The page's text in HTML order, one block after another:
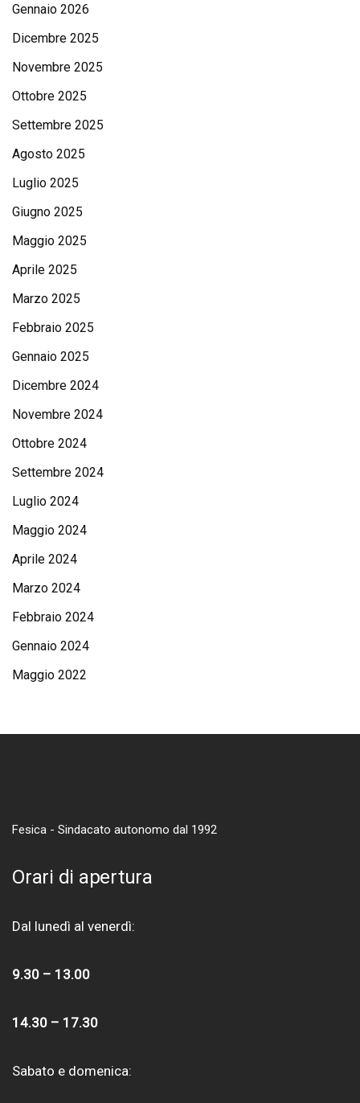
Gennaio 2026
Dicembre 2025
Novembre 2025
Ottobre 2025
Settembre 2025
Agosto 2025
Luglio 2025
Giugno 2025
Maggio 2025
Aprile 2025
Marzo 2025
Febbraio 2025
Gennaio 2025
Dicembre 2024
Novembre 2024
Ottobre 2024
Settembre 2024
Luglio 2024
Maggio 2024
Aprile 2024
Marzo 2024
Febbraio 2024
Gennaio 2024
Maggio 2022
Fesica - Sindacato autonomo dal 1992
Orari di apertura
Dal lunedì al venerdì:
9.30 – 13.00
14.30 – 17.30
Sabato e domenica: